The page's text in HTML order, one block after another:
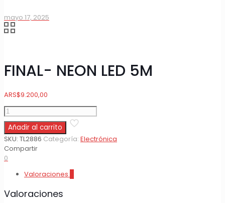
mayo 17, 2025
FINAL- NEON LED 5M
ARS$9.200,00
FINAL-
NEON
LED
5M
cantidad
Añadir al carrito
SKU: TL2886 Categoría: Electrónica
Compartir
0
Valoraciones
Valoraciones